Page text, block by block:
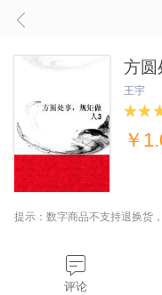
方圆
王宇
￥
提示：数字商品不支持退换货
评论